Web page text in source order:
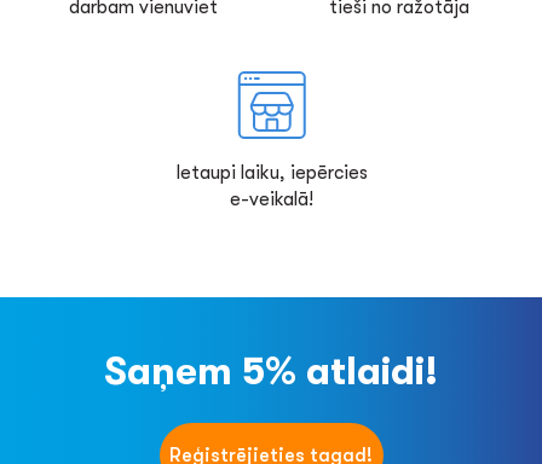
darbam vienuviet
tieši no ražotāja
Ietaupi laiku, iepērcies
e-veikalā!
Saņem 5% atlaidi!
Reģistrējieties tagad!